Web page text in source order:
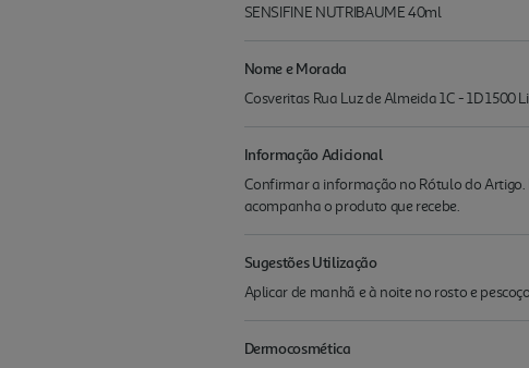
SENSIFINE NUTRIBAUME 40ml
Nome e Morada
Cosveritas Rua Luz de Almeida 1C - 1D 1500
Informação Adicional
Confirmar a informação no Rótulo do
acompanha o produto que recebe.
Sugestões Utilização
Aplicar de manhã e à noite no rosto e
Dermocosmética